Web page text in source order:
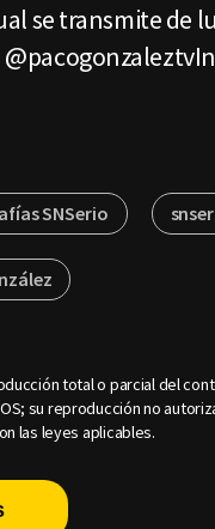
se transmite de
SNSerio
total o parcial del
su reproducción no
las leyes aplicables.